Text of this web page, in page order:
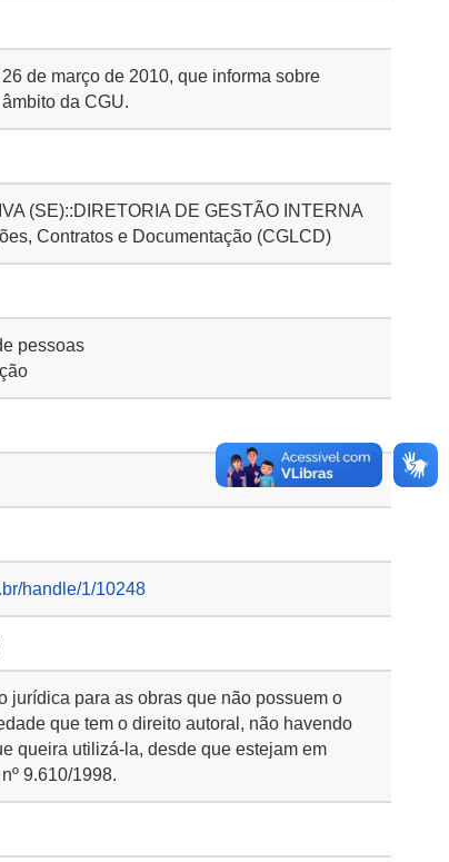
de março de 2010, que informa sobre
da CGU.
(SE)::DIRETORIA DE GESTÃO INTERNA
Contratos e Documentação (CGLCD)
pessoas
handle/1/10248
jurídica para as obras que não possuem o
que tem o direito autoral, não havendo
queira utilizá-la, desde que estejam em
9.610/1998.